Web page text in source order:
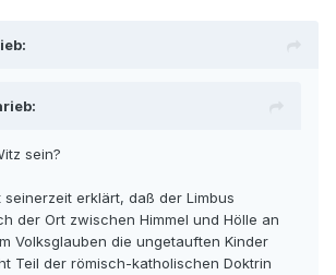
sein?
seinerzeit erklärt, daß der Limbus
der Ort zwischen Himmel und Hölle an
Volksglauben die ungetauften Kinder
Teil der römisch-katholischen Doktrin